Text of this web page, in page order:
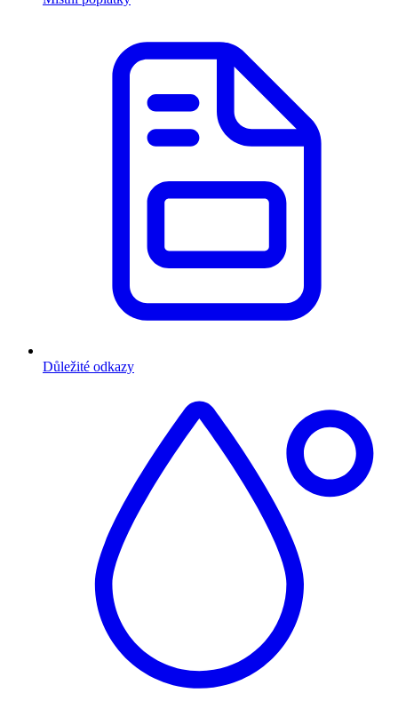
Důležité odkazy